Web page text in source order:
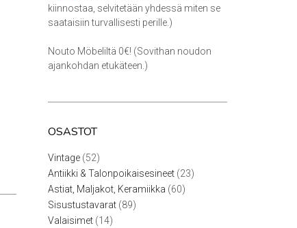
kiinnostaa, selvitetään yhdessä miten se
saataisiin turvallisesti perille.)
Nouto Möbeliltä 0€! (Sovithan noudon
ajankohdan etukäteen.)
OSASTOT
Vintage 5252
tuotetta
Antiikki & Talonpoikaisesineet 2323
Astiat, Maljakot, Keramiikka 6060
Sisustustavarat 8989
Valaisimet 1414